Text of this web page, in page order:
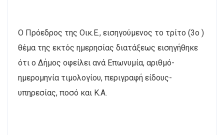
Ο Πρόεδρος της Οικ.Ε., εισηγούμενος το τρίτο (3ο )
θέμα της εκτός ημερησίας διατάξεως εισηγήθηκε
ότι ο Δήμος οφείλει ανά Επωνυμία, αριθμό-
ημερομηνία τιμολογίου, περιγραφή είδους-
υπηρεσίας, ποσό και Κ.Α.